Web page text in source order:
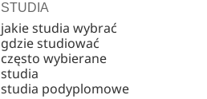
STUDIA
jakie studia wybrać
gdzie studiować
często wybierane
studia
studia podyplomowe